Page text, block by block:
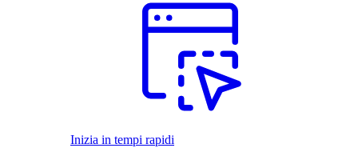
Inizia in tempi rapidi